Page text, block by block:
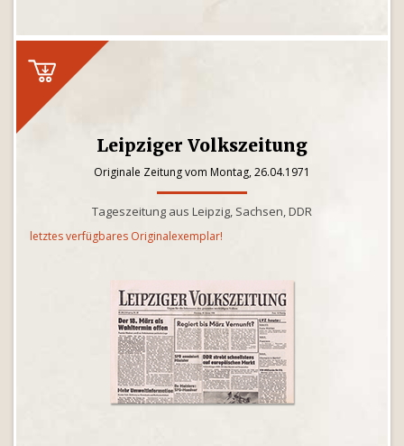
Leipziger Volkszeitung
Originale Zeitung vom Montag, 26.04.1971
Tageszeitung aus Leipzig, Sachsen, DDR
letztes verfügbares Originalexemplar!